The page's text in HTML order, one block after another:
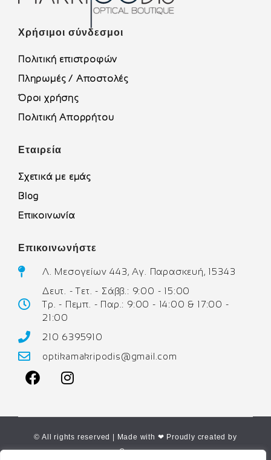
Χρήσιμοι σύνδεσμοι
Πολιτική επιστροφών
Πληρωμές / Αποστολές
Όροι χρήσης
Πολιτική Απορρήτου
Εταιρεία
Σχετικά με εμάς
Blog
Επικοινωνία
Επικοινωνήστε
Λ. Μεσογείων 443, Αγ. Παρασκευή, 15343
Δευτ. - Τετ. - Σάββ.: 9:00 - 15:00
Τρ. - Πεμπ. - Παρ.: 9:00 - 14:00 & 17:00 -
21:00
210 6395910
optikamakripodis@gmail.com
© All rights reserved | Made with ❤ Proudly created by
Corne.gr